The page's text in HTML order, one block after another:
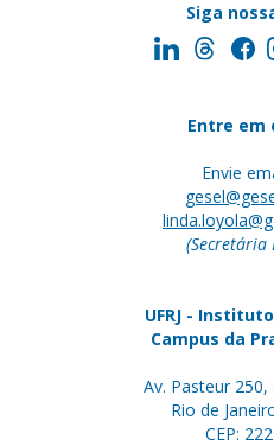
Siga
Entre em
Envie
(Secretária
UFRJ -
Campus da
Av. Pasteur
Rio de
CEP: